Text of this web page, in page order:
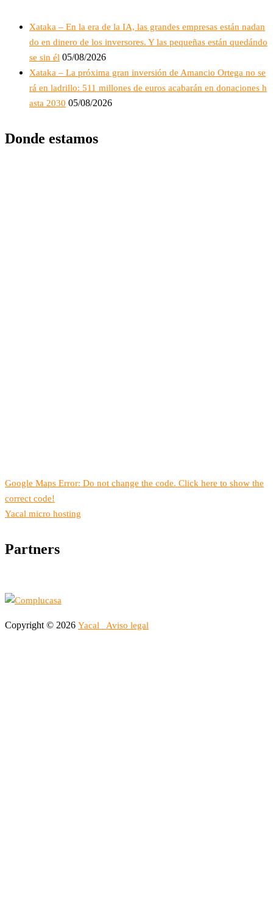
Xataka – En la era de la IA, las grandes empresas están nadan
do en dinero de los inversores. Y las pequeñas están quedándo
se sin él 05/08/2026
Xataka – La próxima gran inversión de Amancio Ortega no se
rá en ladrillo: 511 millones de euros acabarán en donaciones h
asta 2030 05/08/2026
Donde estamos
Google Maps Error: Do not change the code. Click here to show the
correct code!
Yacal micro hosting
Partners
Copyright © 2026 Yacal Aviso legal